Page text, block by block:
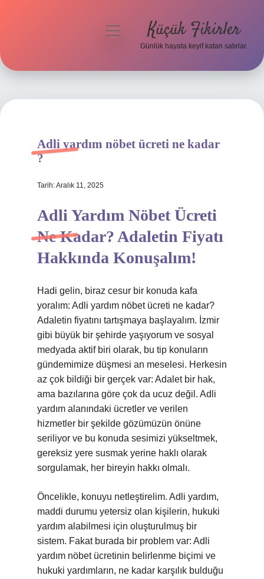
Hakkımızda
menüyü
Küçük Fikirler
Günlük hayata keyif katan satırlar.
Adli yardım nöbet ücreti ne kadar
?
Tarih: Aralık 11, 2025
Adli Yardım Nöbet Ücreti
Ne Kadar? Adaletin Fiyatı
Hakkında Konuşalım!
Hadi gelin, biraz cesur bir konuda kafa
yoralım: Adli yardım nöbet ücreti ne kadar?
Adaletin fiyatını tartışmaya başlayalım. İzmir
gibi büyük bir şehirde yaşıyorum ve sosyal
medyada aktif biri olarak, bu tip konuların
gündemimize düşmesi an meselesi. Herkesin
az çok bildiği bir gerçek var: Adalet bir hak,
ama bazılarına göre çok da ucuz değil. Adli
yardım alanındaki ücretler ve verilen
hizmetler bir şekilde gözümüzün önüne
seriliyor ve bu konuda sesimizi yükseltmek,
gereksiz yere susmak yerine haklı olarak
sorgulamak, her bireyin hakkı olmalı.
Öncelikle, konuyu netleştirelim. Adli yardım,
maddi durumu yetersiz olan kişilerin, hukuki
yardım alabilmesi için oluşturulmuş bir
sistem. Fakat burada bir problem var: Adli
yardım nöbet ücretinin belirlenme biçimi ve
hukuki yardımların, ne kadar karşılık bulduğu